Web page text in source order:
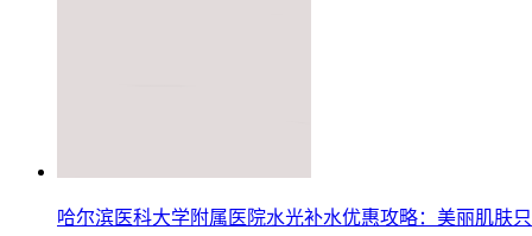
哈尔滨医科大学附属医院水光补水优惠攻略：美丽肌肤